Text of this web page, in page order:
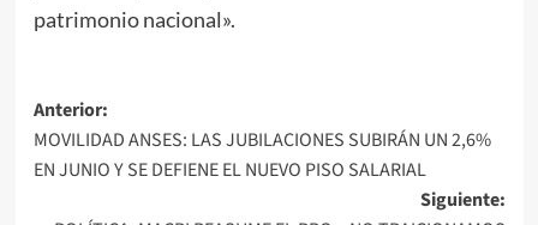
patrimonio nacional».
Navegación
de
Anterior:
MOVILIDAD ANSES: LAS JUBILACIONES SUBIRÁN UN 2,6%
EN JUNIO Y SE DEFIENE EL NUEVO PISO SALARIAL
Siguiente: